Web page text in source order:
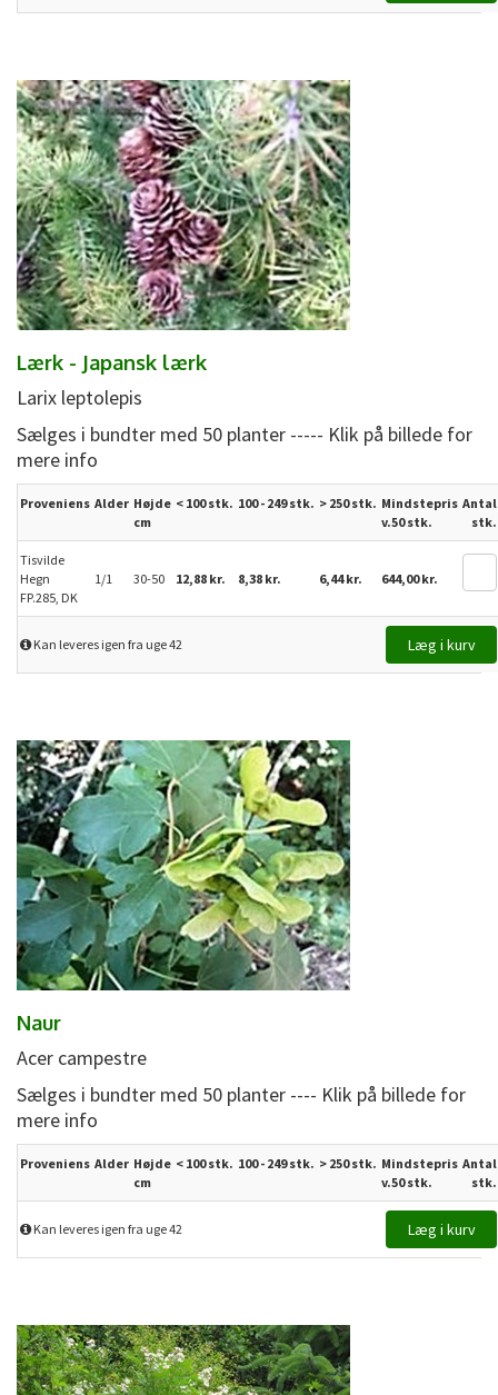
Lærk - Japansk lærk
Larix leptolepis
Sælges i bundter med 50 planter ----- Klik på billede for
mere info
Proveniens Alder Højde
cm
< 100 stk. 100 - 249 stk. > 250stk. Mindstepris
v.50 stk.
Antal
stk.
Tisvilde
Hegn
FP.285, DK
1/1 30-50 12,88 kr. 8,38 kr. 6,44 kr. 644,00 kr.
Kan leveres igen fra uge 42
Naur
Acer campestre
Sælges i bundter med 50 planter ---- Klik på billede for
mere info
Proveniens Alder Højde
cm
< 100 stk. 100 - 249 stk. > 250stk. Mindstepris
v.50 stk.
Antal
stk.
Kan leveres igen fra uge 42